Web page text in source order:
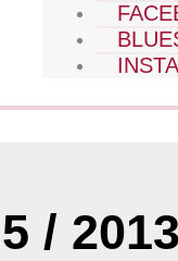
5 / 2013